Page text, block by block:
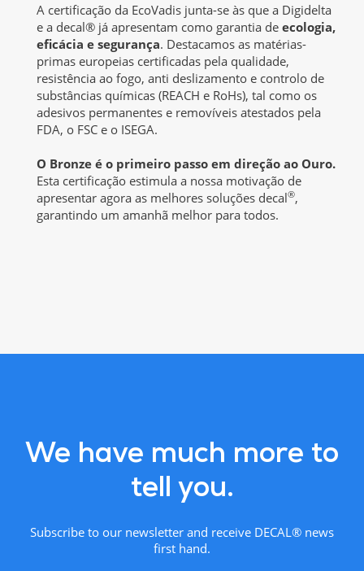
A certificação da EcoVadis junta-se às que a Digidelta
e a decal® já apresentam como garantia de ecologia,
eficácia e segurança. Destacamos as matérias-
primas europeias certificadas pela qualidade,
resistência ao fogo, anti deslizamento e controlo de
substâncias químicas (REACH e RoHs), tal como os
adesivos permanentes e removíveis atestados pela
FDA, o FSC e o ISEGA.
O Bronze é o primeiro passo em direção ao Ouro.
Esta certificação estimula a nossa motivação de
apresentar agora as melhores soluções decal®,
garantindo um amanhã melhor para todos.
We have much more to
tell you.
Subscribe to our newsletter and receive DECAL® news
first hand.